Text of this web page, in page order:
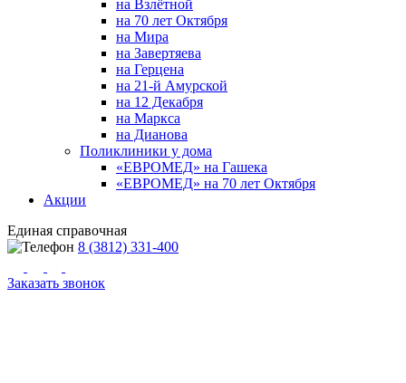
на Взлётной
на 70 лет Октября
на Мира
на Завертяева
на Герцена
на 21-й Амурской
на 12 Декабря
на Маркса
на Дианова
Поликлиники у дома
«ЕВРОМЕД» на Гашека
«ЕВРОМЕД» на 70 лет Октября
Акции
Единая справочная
8 (3812) 331-400
Заказать звонок